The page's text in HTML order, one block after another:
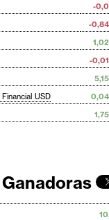
-
-
-
USD